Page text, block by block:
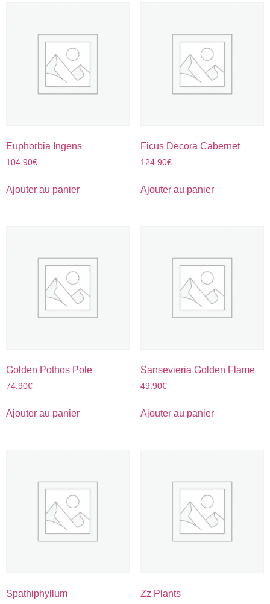
Euphorbia Ingens
104.90€
Ajouter au panier
Ficus Decora Cabernet
124.90€
Ajouter au panier
Golden Pothos Pole
74.90€
Ajouter au panier
Sansevieria Golden Flame
49.90€
Ajouter au panier
Spathiphyllum Zz Plants